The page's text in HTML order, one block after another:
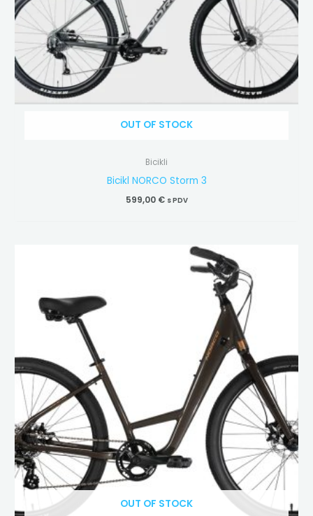
OUT OF STOCK
Bicikli
Bicikl NORCO Storm 3
599,00 € s PDV
OUT OF STOCK